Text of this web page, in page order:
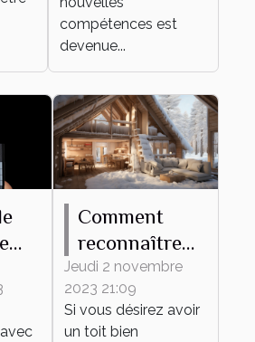
compétences est
devenue...
Comment
reconnaître
une maison
mal isolée ?
Jeudi 2 novembre
2023 21:09
Si vous désirez avoir
un toit bien